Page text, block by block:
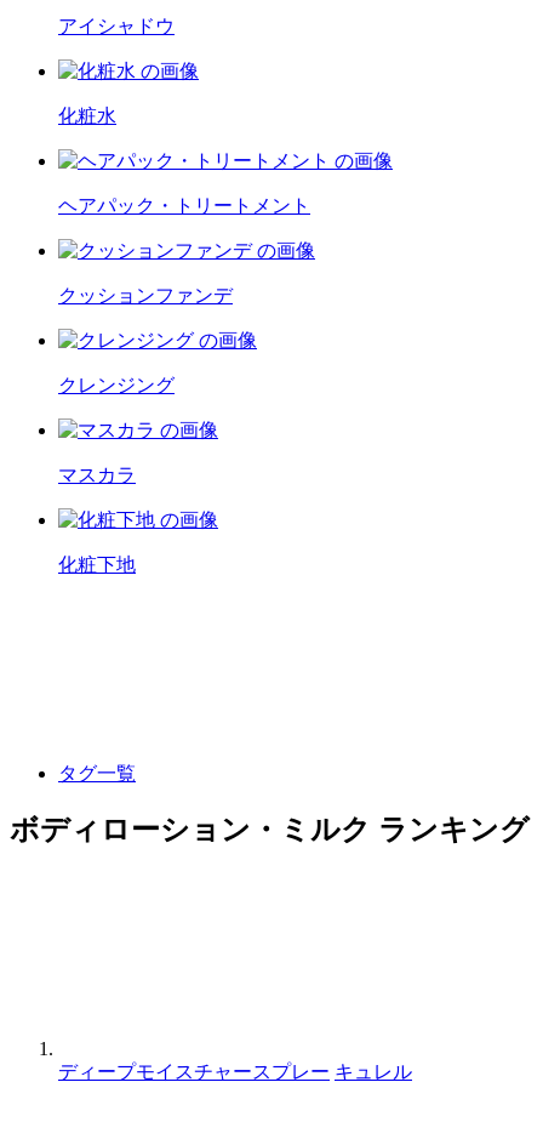
アイシャドウ
化粧水
ヘアパック・トリートメント
クッションファンデ
クレンジング
マスカラ
化粧下地
タグ一覧
ボディローション・ミルク ランキング
ディープモイスチャースプレー キュレル